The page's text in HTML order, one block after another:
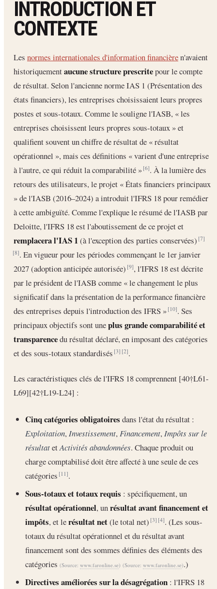
INTRODUCTION ET
CONTEXTE
Les normes internationales d'information financièren'avaient
historiquementaucune structure prescritepour le compte
de résultat. Selon l'ancienne norme IAS 1 (Présentation des
états financiers), les entreprises choisissaient leurs propres
postes et sous-totaux. Comme le souligne l'IASB, « les
entreprises choisissent leurs propres sous-totaux » et
qualifient souvent un chiffre de résultat de « résultat
opérationnel », mais ces définitions « varient d'une entreprise
à l'autre, ce qui réduit la comparabilité »[6]. À la lumière des
retours des utilisateurs, le projet « États financiers principaux
» de l'IASB (2016–2024) a introduit l'IFRS 18 pour remédier
à cette ambiguïté. Comme l'explique le résumé de l'IASB par
Deloitte, l'IFRS 18 est l'aboutissement de ce projet et
remplacera l'IAS 1(à l'exception des parties conservées)[7]
[8]. En vigueur pour les périodes commençant le 1er janvier
2027 (adoption anticipée autorisée)[9], l'IFRS 18 est décrite
par le président de l'IASB comme « le changement le plus
significatif dans la présentation de la performance financière
des entreprises depuis l'introduction des IFRS »[10]. Ses
principaux objectifs sont uneplus grande comparabilité et
transparencedu résultat déclaré, en imposant des catégories
et des sous-totaux standardisés[3] [2].
Les caractéristiques clés de l'IFRS 18 comprennent [40†L61-
L69][42†L19-L24] :
Cinq catégories obligatoires dans l'état du résultat :
Exploitation,Investissement,Financement,Impôts sur le
résultatetActivités abandonnées. Chaque produit ou
charge comptabilisé doit être affecté à une seule de ces
catégories[11].
Sous-totaux et totaux requis : spécifiquement, un
résultat opérationnel, unrésultat avant financement et
impôts, et lerésultat net(le total net)[3] [4]. (Les sous-
totaux du résultat opérationnel et du résultat avant
financement sont des sommes définies des éléments des
catégories (Source: www.faronline.se) (Source: www.faronline.se).)
Directives améliorées sur la désagrégation : l'IFRS 18